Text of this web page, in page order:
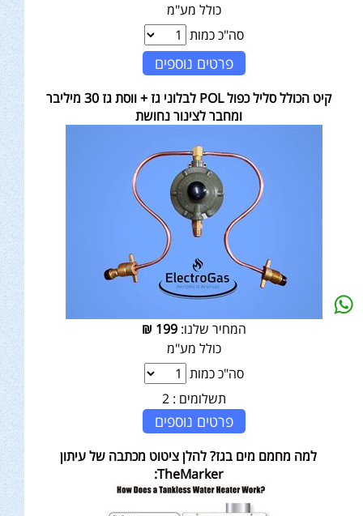
כולל מע"מ
סה"כ כמות
פרטים נוספים
קיט הכולל סליל כפול POL לבלוני גז + ווסת גז 30 מיליבר
ומחבר לצינור נחושת
המחיר שלנו:199
₪
כולל מע"מ
סה"כ כמות
תשלומים : 2
פרטים נוספים
למה מחמם מים בגז? להלן ציטוט מכתבה של עיתון
TheMarker: